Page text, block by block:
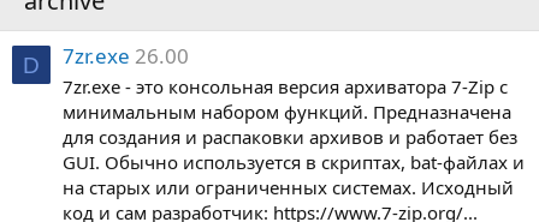
D 7zr.exe 26.00
7zr.exe - это консольная версия архиватора 7-Zip с
минимальным набором функций. Предназначена
для создания и распаковки архивов и работает без
GUI. Обычно используется в скриптах, bat-файлах и
на старых или ограниченных системах. Исходный
код и сам разработчик: https://www.7-zip.org/...